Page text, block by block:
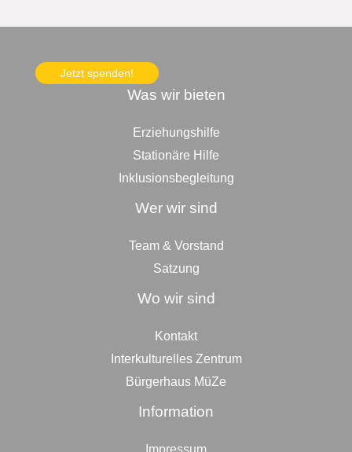
Jetzt spenden!
Was wir bieten
Erziehungshilfe
Stationäre Hilfe
Inklusionsbegleitung
Wer wir sind
Team & Vorstand
Satzung
Wo wir sind
Kontakt
Interkulturelles Zentrum
Bürgerhaus MüZe
Information